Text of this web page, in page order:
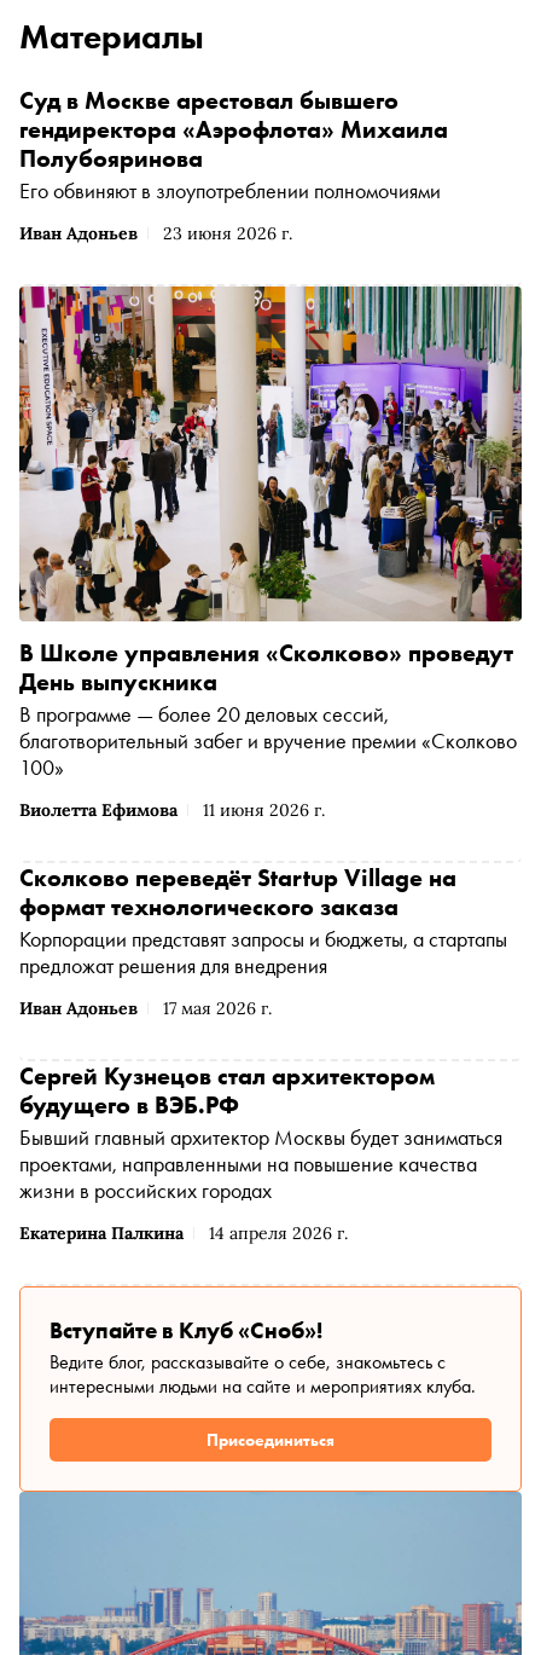
Материалы
Иван Адоньев 23 июня 2026 г.
Суд в Москве арестовал бывшего
гендиректора «Аэрофлота» Михаила
Полубояринова
Его обвиняют в злоупотреблении полномочиями
Виолетта Ефимова 11 июня 2026 г.
В Школе управления «Сколково» проведут
День выпускника
В программе — более 20 деловых сессий,
благотворительный забег и вручение премии «Сколково
100»
Иван Адоньев 17 мая 2026 г.
Сколково переведёт Startup Village на
формат технологического заказа
Корпорации представят запросы и бюджеты, а стартапы
предложат решения для внедрения
Екатерина Палкина 14 апреля 2026 г.
Сергей Кузнецов стал архитектором
будущего в ВЭБ.РФ
Бывший главный архитектор Москвы будет заниматься
проектами, направленными на повышение качества
жизни в российских городах
Вступайте в Клуб «Сноб»!
Ведите блог, рассказывайте о себе, знакомьтесь с
интересными людьми на сайте и мероприятиях клуба.
Присоединиться